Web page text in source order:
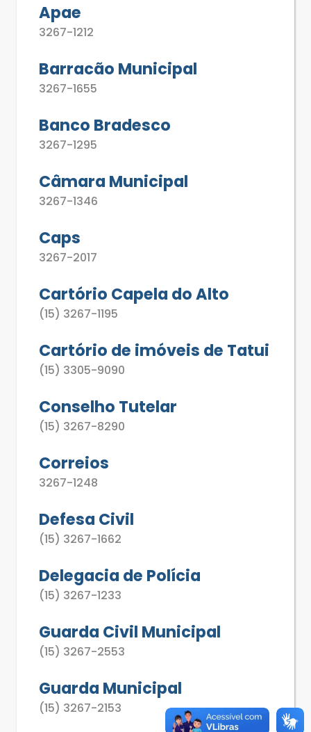
Apae
3267-1212
Barracão Municipal
3267-1655
Banco Bradesco
3267-1295
Câmara Municipal
3267-1346
Caps
3267-2017
Cartório Capela do Alto
(15) 3267-1195
Cartório de imóveis de Tatui
(15) 3305-9090
Conselho Tutelar
(15) 3267-8290
Correios
3267-1248
Defesa Civil
(15) 3267-1662
Delegacia de Polícia
(15) 3267-1233
Guarda Civil Municipal
(15) 3267-2553
Guarda Municipal
(15) 3267-2153